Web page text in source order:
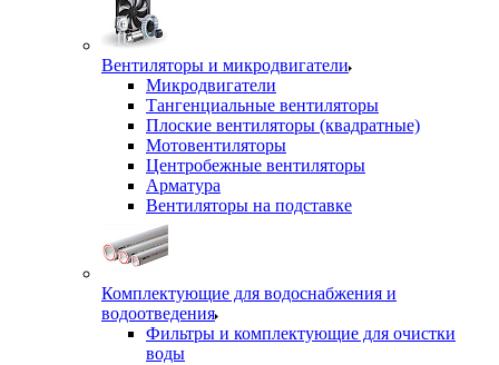
Вентиляторы и микродвигатели
Микродвигатели
Тангенциальные вентиляторы
Плоские вентиляторы (квадратные)
Мотовентиляторы
Центробежные вентиляторы
Арматура
Вентиляторы на подставке
Комплектующие для водоснабжения и
водоотведения
Фильтры и комплектующие для очистки
воды